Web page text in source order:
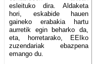
esleituko dira. Aldaketa
hori, eskabide hauen
gaineko erabakia hartu
aurretik egin beharko da,
eta, horretarako, EEIko
zuzendariak ebazpena
emango du.